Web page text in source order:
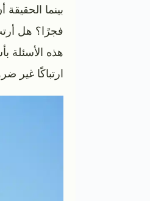
بينما
فجرًا؟ هل
هذه الأسئلة
ارتباكًا غير